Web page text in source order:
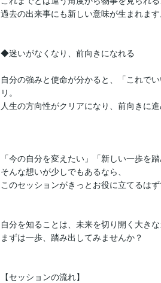
過去の出来事にも新しい意味が生まれます
◆迷いがなくなり、前向きになれる
自分の強みと使命が分かると、「これで
リ。
人生の方向性がクリアになり、前向きに進
「今の自分を変えたい」「新しい一歩を踏
そんな想いが少しでもあるなら、
このセッションがきっとお役に立てるはず
自分を知ることは、未来を切り開く大きな
まずは一歩、踏み出してみませんか？
【セッションの流れ】